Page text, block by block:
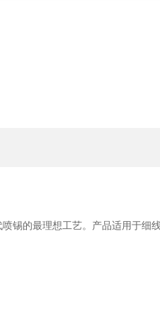
锡的最理想工艺。产品适用于细